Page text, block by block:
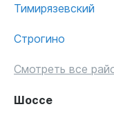
Тимирязевский
Строгино
Смотреть все
Шоссе